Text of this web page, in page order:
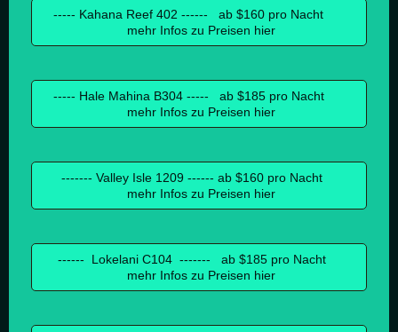
----- Kahana Reef 402 ------ ab $160 pro Nacht
mehr Infos zu Preisen hier
----- Hale Mahina B304 ----- ab $185 pro Nacht
mehr Infos zu Preisen hier
------- Valley Isle 1209 ------ ab $160 pro Nacht
mehr Infos zu Preisen hier
------ Lokelani C104 ------- ab $185 pro Nacht
mehr Infos zu Preisen hier